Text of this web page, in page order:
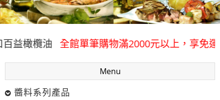
橄欖油 全館單筆購物滿2000元以上，享免運優
Menu
醬料系列產品